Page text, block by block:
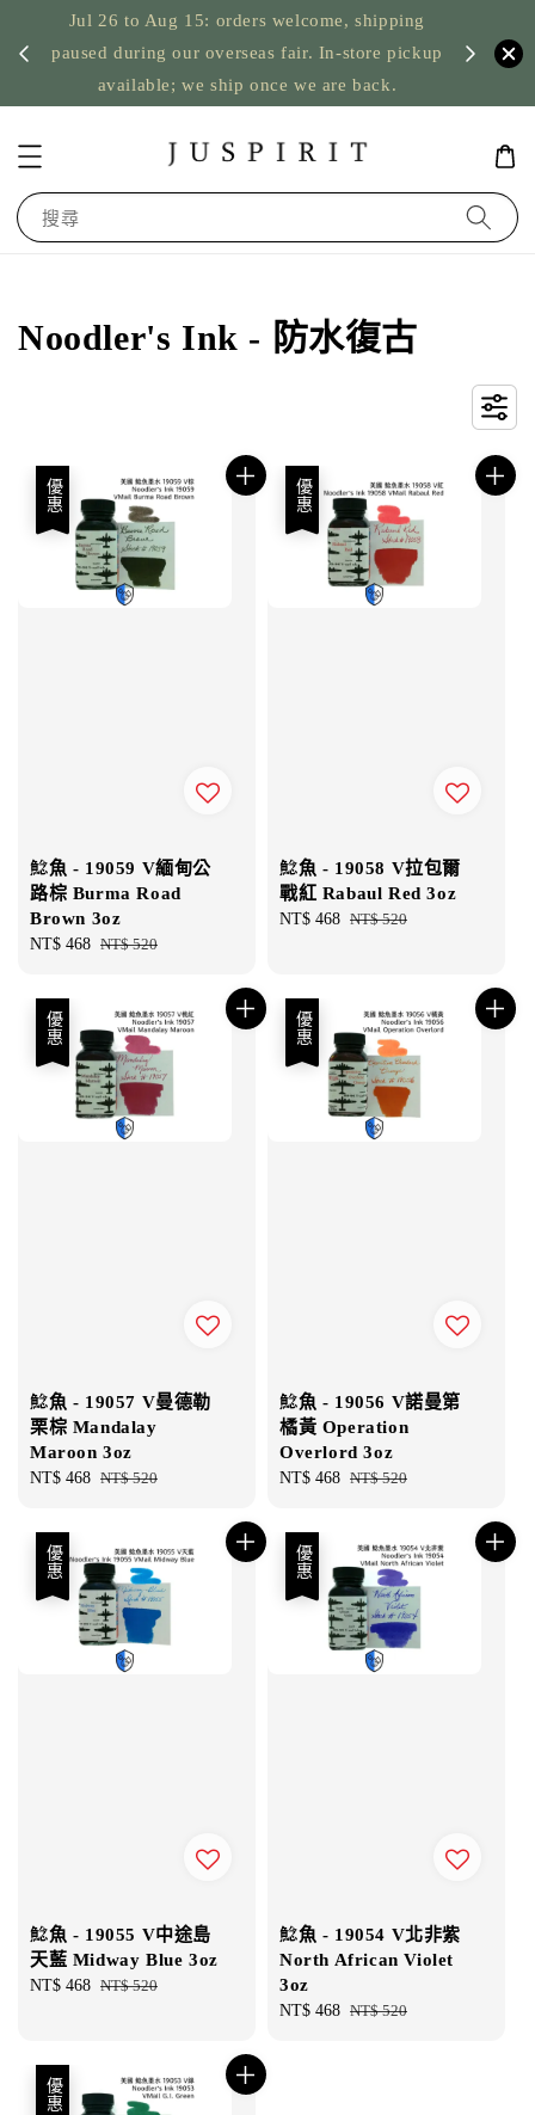
Jul 26 to Aug 15: orders welcome, shipping
paused during our overseas fair. In-store pickup
available; we ship once we are back.
US
搜尋
Noodler's Ink - 防水復古
優惠
鯰魚 - 19059 V緬甸公
路棕 Burma Road
Brown 3oz
Sale
NT$ 468 Regular
NT$ 520
優惠
鯰魚 - 19058 V拉包爾
戰紅 Rabaul Red 3oz
Sale
NT$ 468 Regular
NT$ 520
優惠
鯰魚 - 19057 V曼德勒
栗棕 Mandalay
Maroon 3oz
Sale
NT$ 468 Regular
NT$ 520
優惠
鯰魚 - 19056 V諾曼第
橘黃 Operation
Overlord 3oz
Sale
NT$ 468 Regular
NT$ 520
優惠
鯰魚 - 19055 V中途島
天藍 Midway Blue 3oz
Sale
NT$ 468 Regular
NT$ 520
優惠
鯰魚 - 19054 V北非紫
North African Violet
3oz
Sale
NT$ 468 Regular
NT$ 520
優惠